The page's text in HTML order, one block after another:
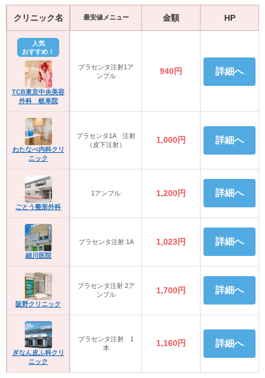
クリニック名 最安値メニュー 金額 HP
人気
おすすめ！
TCB東京中央美容
外科 岐阜院
プラセンタ注射1ア
ンプル
940円 詳細へ
わたなべ内科クリ
ニック
プラセンタ1A 注射
（皮下注射）
1,000円 詳細へ
ごとう整形外科
1アンプル 1,200円 詳細へ
細川医院
プラセンタ注射 1A 1,023円 詳細へ
阪野クリニック
プラセンタ注射 2ア
ンプル
1,700円 詳細へ
ぎなん皮ふ科クリ
ニック
プラセンタ注射 1
本
1,160円 詳細へ